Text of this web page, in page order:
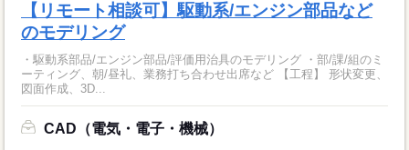
【リモート相談可】駆動系/エンジン部品など
のモデリング
・駆動系部品/エンジン部品/評価用治具のモデリング ・部/課/組のミ
ーティング、朝/昼礼、業務打ち合わせ出席など 【工程】 形状変更、
図面作成、3D...
CAD（電気・電子・機械）